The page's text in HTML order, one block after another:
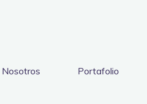
Nosotros Portafolio